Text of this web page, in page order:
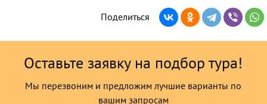
Поделиться
Оставьте заявку на подбор тура!
Мы перезвоним и предложим лучшие варианты по
вашим запросам